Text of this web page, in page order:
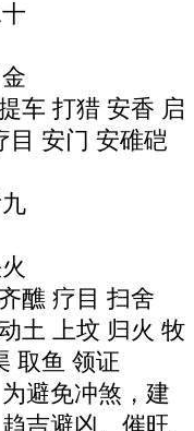
车 打猎 安香 启
目 安门 安碓硙
醮 疗目 扫舍
土 上坟 归火 牧
取鱼 领证
避免冲煞，建
吉避凶、催旺